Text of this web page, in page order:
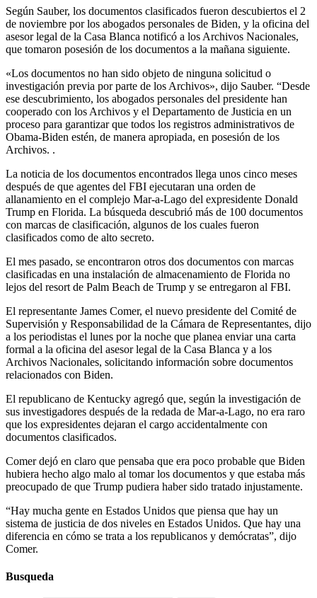
Según Sauber, los documentos clasificados fueron descubiertos el 2
de noviembre por los abogados personales de Biden, y la oficina del
asesor legal de la Casa Blanca notificó a los Archivos Nacionales,
que tomaron posesión de los documentos a la mañana siguiente.
«Los documentos no han sido objeto de ninguna solicitud o
investigación previa por parte de los Archivos», dijo Sauber. “Desde
ese descubrimiento, los abogados personales del presidente han
cooperado con los Archivos y el Departamento de Justicia en un
proceso para garantizar que todos los registros administrativos de
Obama-Biden estén, de manera apropiada, en posesión de los
Archivos. .
La noticia de los documentos encontrados llega unos cinco meses
después de que agentes del FBI ejecutaran una orden de
allanamiento en el complejo Mar-a-Lago del expresidente Donald
Trump en Florida. La búsqueda descubrió más de 100 documentos
con marcas de clasificación, algunos de los cuales fueron
clasificados como de alto secreto.
El mes pasado, se encontraron otros dos documentos con marcas
clasificadas en una instalación de almacenamiento de Florida no
lejos del resort de Palm Beach de Trump y se entregaron al FBI.
El representante James Comer, el nuevo presidente del Comité de
Supervisión y Responsabilidad de la Cámara de Representantes, dijo
a los periodistas el lunes por la noche que planea enviar una carta
formal a la oficina del asesor legal de la Casa Blanca y a los
Archivos Nacionales, solicitando información sobre documentos
relacionados con Biden.
El republicano de Kentucky agregó que, según la investigación de
sus investigadores después de la redada de Mar-a-Lago, no era raro
que los expresidentes dejaran el cargo accidentalmente con
documentos clasificados.
Comer dejó en claro que pensaba que era poco probable que Biden
hubiera hecho algo malo al tomar los documentos y que estaba más
preocupado de que Trump pudiera haber sido tratado injustamente.
“Hay mucha gente en Estados Unidos que piensa que hay un
sistema de justicia de dos niveles en Estados Unidos. Que hay una
diferencia en cómo se trata a los republicanos y demócratas”, dijo
Comer.
Busqueda